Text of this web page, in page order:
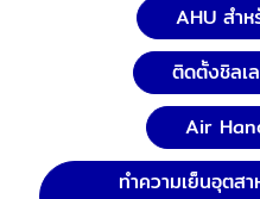
AHU สำห
ติดตั้งชิลเ
Air
ทำความเย็นอุตส